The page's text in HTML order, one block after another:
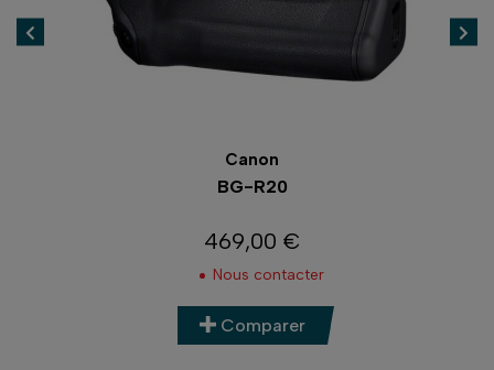
Canon
BG-R20
Prix
469,00 €
Nous contacter
Comparer